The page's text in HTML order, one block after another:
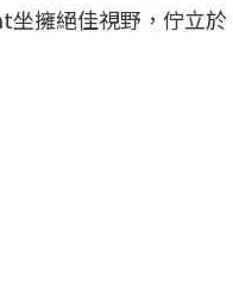
坐擁絕佳視野，佇立於